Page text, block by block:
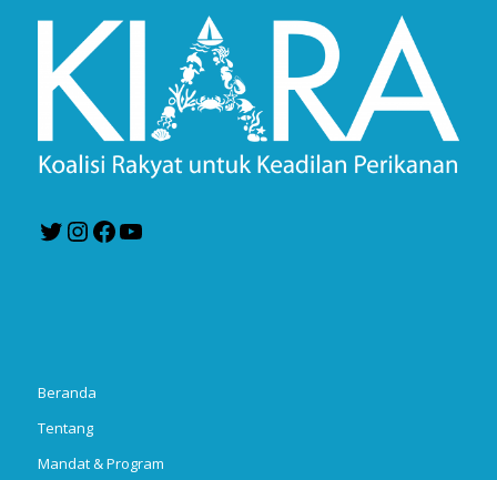
TwitterInstagram
Facebook
Beranda
Tentang
Mandat & Program